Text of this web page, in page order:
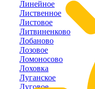
Линейное
Лиственное
Листовое
Литвиненково
Лобаново
Лозовое
Ломоносово
Лоховка
Луганское
Луговое